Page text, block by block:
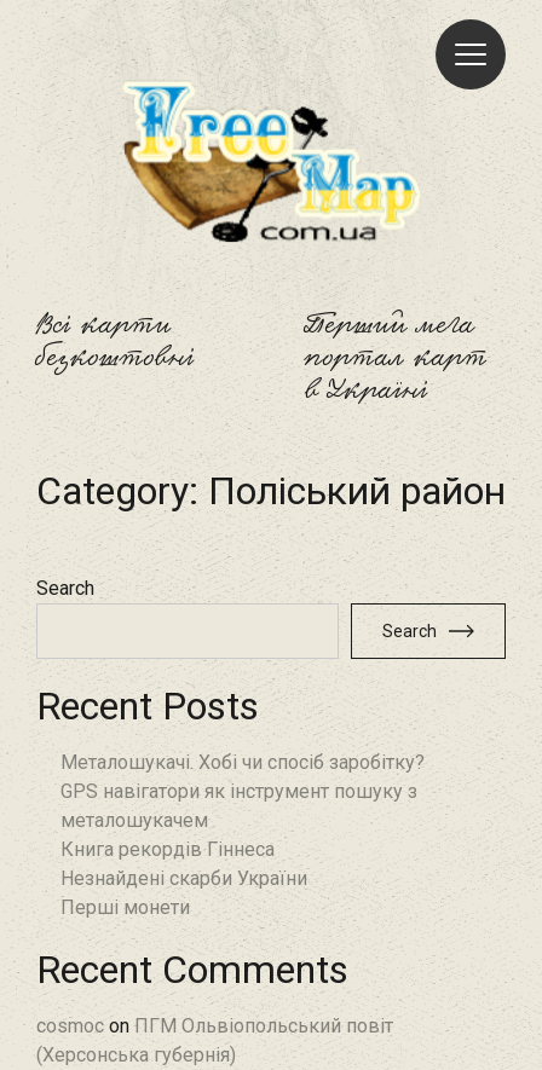
Всі карти
безкоштовні
Freemap
Перший мега
портал карт
в Україні
Category:Поліський район
Search
Search
Recent Posts
Металошукачі. Хобі чи спосіб заробітку?
GPS навігатори як інструмент пошуку з
металошукачем
Книга рекордів Гіннеса
Незнайдені скарби України
Перші монети
Recent Comments
cosmoc on ПГМ Ольвіопольський повіт
(Херсонська губернія)